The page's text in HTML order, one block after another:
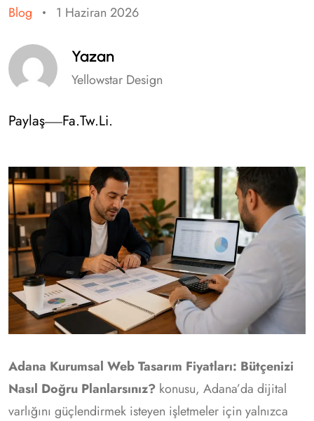
Blog 1 Haziran 2026
Yazan
Yellowstar Design
Paylaş Fa.Tw.Li.
Adana Kurumsal Web Tasarım Fiyatları: Bütçenizi
Nasıl Doğru Planlarsınız? konusu, Adana’da dijital
varlığını güçlendirmek isteyen işletmeler için yalnızca